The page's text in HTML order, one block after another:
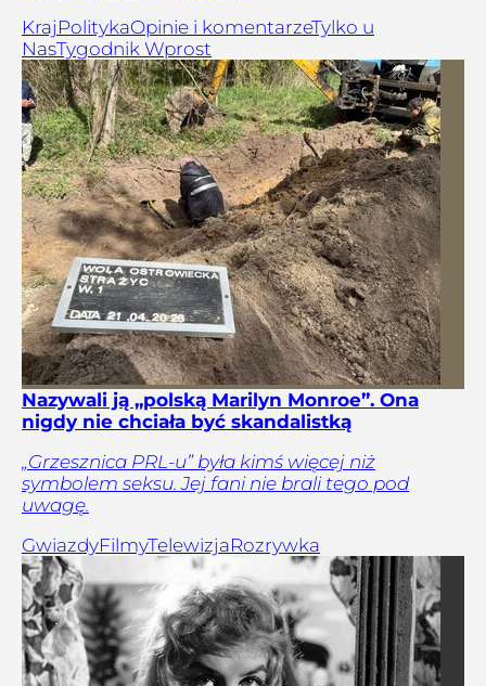
Kraj PolitykaOpinie i komentarzeTylko u
NasTygodnik Wprost
Nazywali ją „polską Marilyn Monroe”. Ona
nigdy nie chciała być skandalistką
„Grzesznica PRL-u” była kimś więcej niż
symbolem seksu. Jej fani nie brali tego pod
uwagę.
GwiazdyFilmyTelewizjaRozrywka